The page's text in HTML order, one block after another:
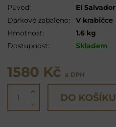
Původ:
El Salvador
Dárkově zabaleno:
V krabičce
Hmotnost:
1.6 kg
Dostupnost:
Skladem
1580 Kč s DPH
DO KOŠÍKU